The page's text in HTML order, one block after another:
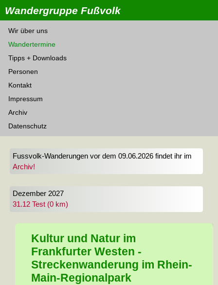
Wandergruppe Fußvolk
Wir über uns
Wandertermine
Tipps + Downloads
Personen
Kontakt
Impressum
Archiv
Datenschutz
Fussvolk-Wanderungen vor dem 09.06.2026 findet ihr im
Archiv!
Dezember 2027
31.12 Test (0 km)
Kultur und Natur im
Frankfurter Westen -
Streckenwanderung im Rhein-
Main-Regionalpark